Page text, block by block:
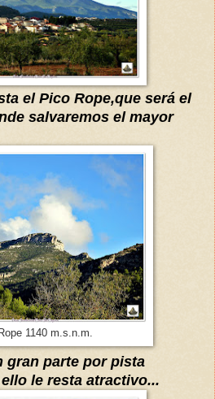
elPico Rope,que será el
salvaremos el mayor
1140 m.s.n.m.
gran parte por pista
le resta atractivo...